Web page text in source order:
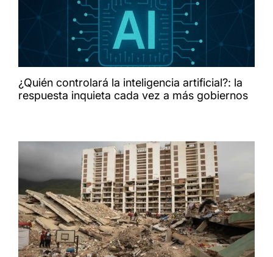
¿Quién controlará la inteligencia artificial?: la
respuesta inquieta cada vez a más gobiernos